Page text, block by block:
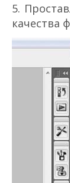
5.
качества